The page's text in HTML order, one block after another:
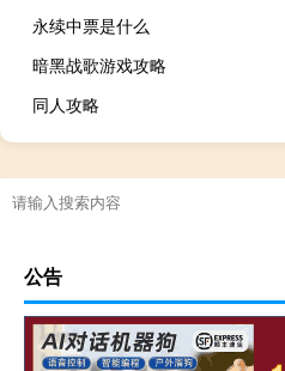
永续中票是什么
暗黑战歌游戏攻略
同人攻略
公告